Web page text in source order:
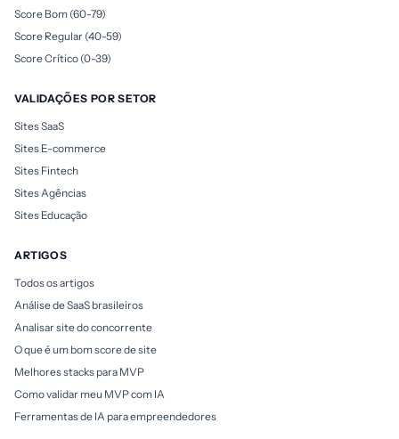
Score Bom (60-79)
Score Regular (40-59)
Score Crítico (0-39)
VALIDAÇÕES POR SETOR
Sites SaaS
Sites E-commerce
Sites Fintech
Sites Agências
Sites Educação
ARTIGOS
Todos os artigos
Análise de SaaS brasileiros
Analisar site do concorrente
O que é um bom score de site
Melhores stacks para MVP
Como validar meu MVP com IA
Ferramentas de IA para empreendedores